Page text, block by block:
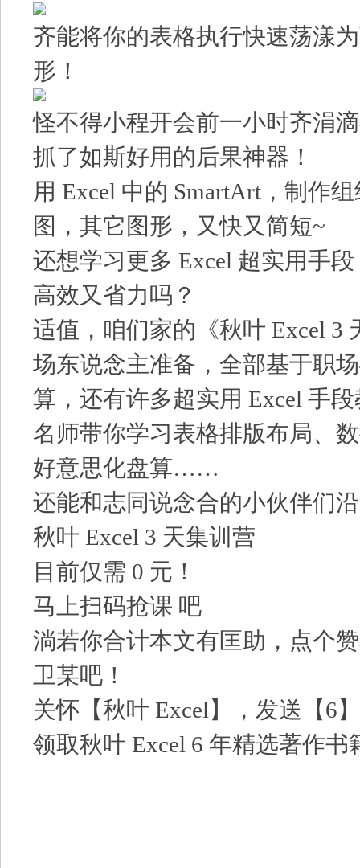
齐能将你的表格执行快速荡漾
形！
怪不得小程开会前一小时齐涓
抓了如斯好用的后果神器！
用 Excel 中的 SmartArt，制作
图，其它图形，又快又简短~
还想学习更多 Excel 超实用手
高效又省力吗？
适值，咱们家的《秋叶 Excel 3
场东说念主准备，全部基于职
算，还有许多超实用 Excel 手
名师带你学习表格排版布局、
好意思化盘算……
还能和志同说念合的小伙伴们
秋叶 Excel 3 天集训营
目前仅需 0 元！
马上扫码抢课 吧
淌若你合计本文有匡助，点个
卫某吧！
关怀【秋叶 Excel】，发送【6】
领取秋叶 Excel 6 年精选著作书